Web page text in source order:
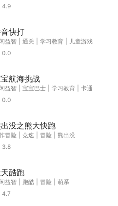
4.9
快打
益智 通关 学习教育
儿童游戏
0.0
航海挑战
益智 宝宝巴士 学习教育
卡通
0.0
没之熊大快跑
冒险 竞速 冒险
熊出没
3.8
酷跑
益智 跑酷 冒险
萌系
4.7